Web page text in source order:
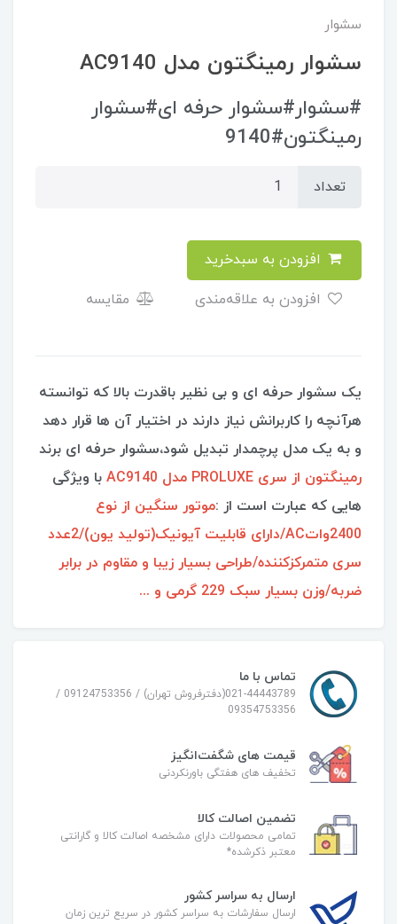
سشوار
سشوار رمینگتون مدل AC9140
#سشوار#سشوار حرفه ای#سشوار
رمینگتون#9140
تعداد
مقایسه
یک سشوار حرفه ای و بی نظیر باقدرت بالا که توانسته
هرآنچه را کاربرانش نیاز دارند در اختیار آن ها قرار دهد
و به یک مدل پرچمدار تبدیل شود،سشوار حرفه ای برند
رمینگتون از سری PROLUXE مدل AC9140
با ویژگی
هایی که عبارت است از :موتور سنگین از نوع
2400واتAC/دارای قابلیت آیونیک(تولید یون)/2عدد
سری متمرکزکننده/طراحی بسیار زیبا و مقاوم در برابر
ضربه/وزن بسیار سبک 229 گرمی و ...
تماس با ما
021-44443789(دفترفروش تهران) / 09124753356 /
09354753356
قیمت های شگفت‌انگیز
تخفیف های هفتگی باورنکردنی
تضمین اصالت کالا
تمامی محصولات دارای مشخصه اصالت کالا و گارانتی
معتبر ذکرشده*
ارسال به سراسر کشور
ارسال سفارشات به سراسر کشور در سریع ترین زمان